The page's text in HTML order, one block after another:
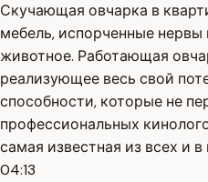
Скучающая овчарка в
мебель, испорченные нервы
животное. Работающая
реализующее весь свой
способности, которые не
профессиональных
самая известная из всех и
04:13